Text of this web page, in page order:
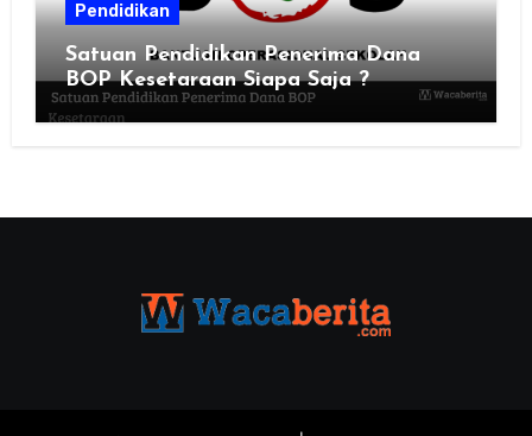
Pendidikan
Satuan Pendidikan Penerima Dana
BOP Kesetaraan Siapa Saja ?